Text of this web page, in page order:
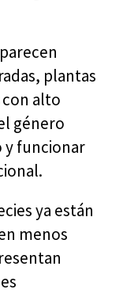
plantas
con alto
género
y funcionar
ya están
menos